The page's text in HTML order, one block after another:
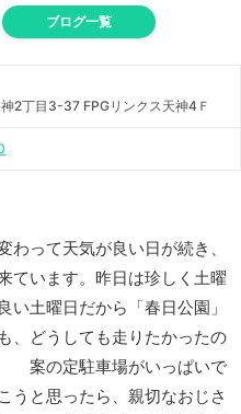
ブログ一覧
2丁目3-37 FPGリンクス天神4Ｆ
わって天気が良い日が続き、
ています。昨日は珍しく土曜
い土曜日だから「春日公園」
、どうしても走りたかったの
駐車場がいっぱいで
うと思ったら、親切なおじさ